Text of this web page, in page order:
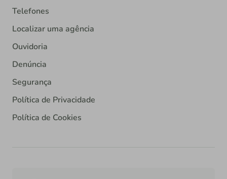
Telefones
Localizar uma agência
Ouvidoria
Denúncia
Segurança
Política de Privacidade
Política de Cookies